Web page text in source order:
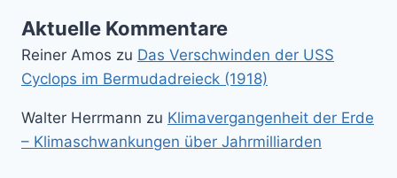
Aktuelle Kommentare
Reiner Amos zu Das Verschwinden der USS
Cyclops im Bermudadreieck (1918)
Walter Herrmann zu Klimavergangenheit der Erde
– Klimaschwankungen über Jahrmilliarden